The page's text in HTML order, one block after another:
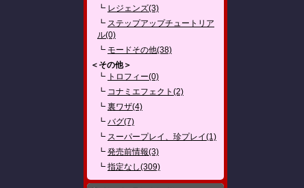
┗ レジェンズ(3)
┗ ステップアップチュートリア
ル(0)
┗ モードその他(38)
＜その他＞
┗ トロフィー(0)
┗ コナミエフェクト(2)
┗ 裏ワザ(4)
┗ バグ(7)
┗ スーパープレイ、珍プレイ(1)
┗ 発売前情報(3)
┗ 指定なし(309)